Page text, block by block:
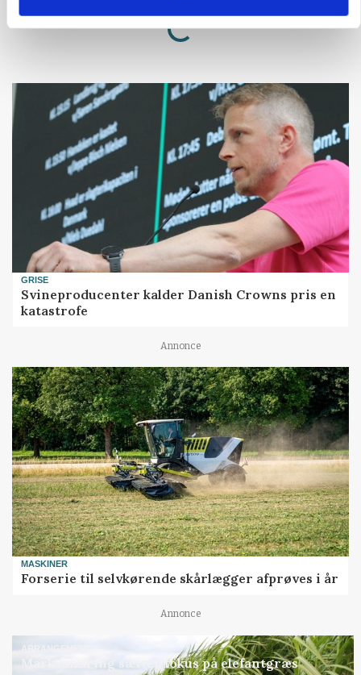
Loading...
GRISE
Svineproducenter kalder Danish Crowns pris en
katastrofe
Annonce
MASKINER
Forserie til selvkørende skårlægger afprøves i år
Annonce
ARRANGEMENT
Markvandring sætter fokus på elefantgræs